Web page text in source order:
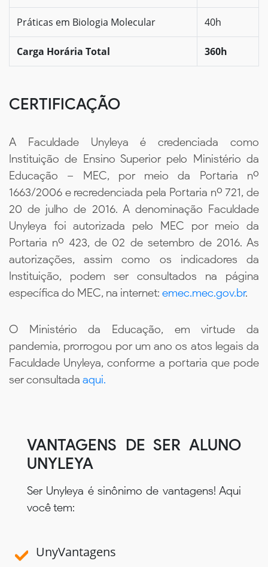
Práticas em Biologia Molecular 40h
Carga Horária Total 360h
CERTIFICAÇÃO
A Faculdade Unyleya é credenciada como
Instituição de Ensino Superior pelo Ministério da
Educação – MEC, por meio da Portaria nº
1663/2006 e recredenciada pela Portaria nº 721, de
20 de julho de 2016. A denominação Faculdade
Unyleya foi autorizada pelo MEC por meio da
Portaria nº 423, de 02 de setembro de 2016. As
autorizações, assim como os indicadores da
Instituição, podem ser consultados na página
específica do MEC, na internet: emec.mec.gov.br.
O Ministério da Educação, em virtude da
pandemia, prorrogou por um ano os atos legais da
Faculdade Unyleya, conforme a portaria que pode
ser consultada aqui.
VANTAGENS DE SER ALUNO
UNYLEYA
Ser Unyleya é sinônimo de vantagens! Aqui
você tem:
UnyVantagens